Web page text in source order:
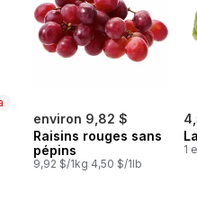
environ 9,82 $
Raisins rouges sans
pépins
9,92 $/1kg 4,50 $/1lb
1